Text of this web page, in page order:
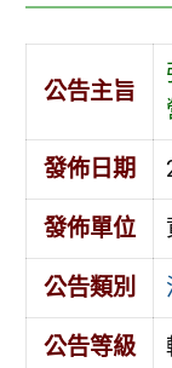
公告主旨
發佈日期
發佈單位
公告類別
公告等級